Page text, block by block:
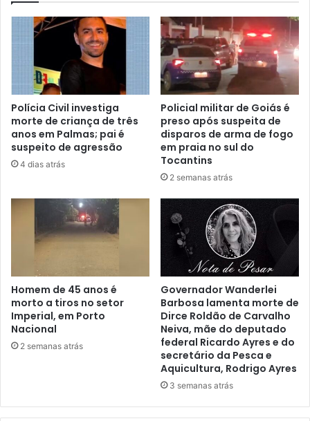
Polícia Civil investiga
morte de criança de três
anos em Palmas; pai é
suspeito de agressão
4 dias atrás
Policial militar de Goiás é
preso após suspeita de
disparos de arma de fogo
em praia no sul do
Tocantins
2 semanas atrás
Homem de 45 anos é
morto a tiros no setor
Imperial, em Porto
Nacional
2 semanas atrás
Governador Wanderlei
Barbosa lamenta morte de
Dirce Roldão de Carvalho
Neiva, mãe do deputado
federal Ricardo Ayres e do
secretário da Pesca e
Aquicultura, Rodrigo Ayres
3 semanas atrás